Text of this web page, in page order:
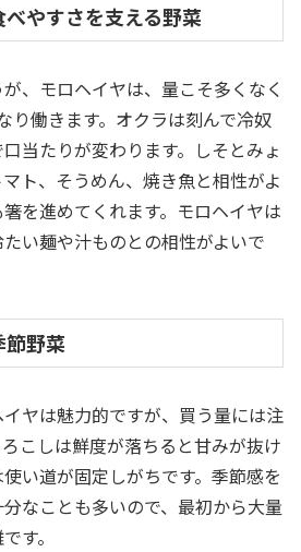
やすさを支える野菜
、モロヘイヤは、量こそ多くなく
り働きます。オクラは刻んで冷奴
当たりが変わります。しそとみょ
ト、そうめん、焼き魚と相性がよ
を進めてくれます。モロヘイヤは
い麺や汁ものとの相性がよいで
節野菜
ヤは魅力的ですが、買う量には注
こしは鮮度が落ちると甘みが抜け
い道が固定しがちです。季節感を
なことも多いので、最初から大量
す。